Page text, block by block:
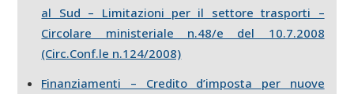
al Sud – Limitazioni per il settore trasporti –
Circolare ministeriale n.48/e del 10.7.2008
(Circ.Conf.le n.124/2008)
Finanziamenti – Credito d’imposta per nuove